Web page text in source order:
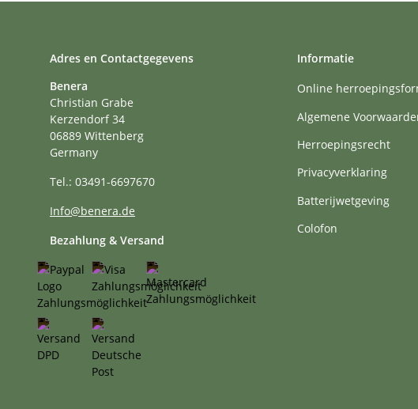
Adres en Contactgegevens
Benera
Christian Grabe
Kerzendorf 34
06889 Wittenberg
Germany
Tel.: 03491-6697670
Info@benera.de
Bezahlung & Versand
Informatie
Online
Algemene
Herroepingsrecht
Privacyverklaring
Batterijwetgeving
Colofon